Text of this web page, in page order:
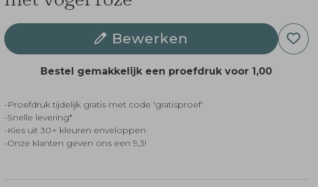
Bewerken
Bestel gemakkelijk een proefdruk voor 1,00
-Proefdruk tijdelijk gratis met code 'gratisproef'
-Snelle levering*
-Kies uit 30+ kleuren enveloppen
-Onze klanten geven ons een 9,3!